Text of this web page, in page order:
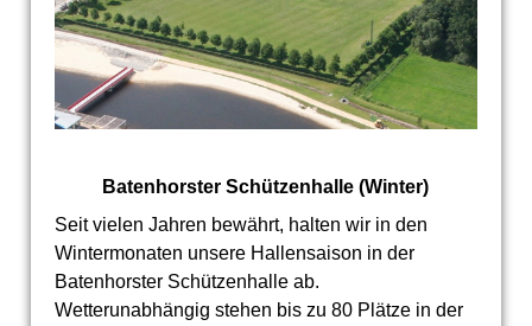
Batenhorster Schützenhalle (Winter)
Seit vielen Jahren bewährt, halten wir in den
Wintermonaten unsere Hallensaison in der
Batenhorster Schützenhalle ab.
Wetterunabhängig stehen bis zu 80 Plätze in der